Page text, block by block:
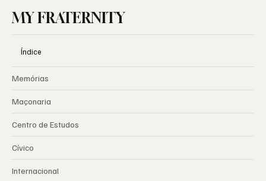
MY FRATERNITY
Índice
Memórias
Maçonaria
Centro de Estudos
Cívico
Internacional